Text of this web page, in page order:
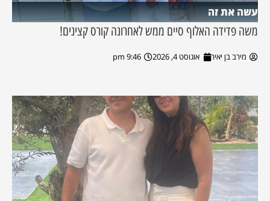
עשה את זה
משה פדידה האלוף סיים ממש לאחרונה קורס קצינים!
מירב בן יאיר אוגוסט 4, 2026 9:46 pm